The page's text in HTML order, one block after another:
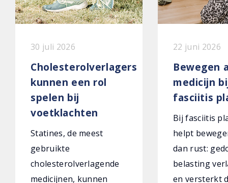
30 juli 2026
Cholesterolverlagers
kunnen een rol
spelen bij
voetklachten
Statines, de meest
gebruikte
cholesterolverlagende
medicijnen, kunnen
22 juni 2026
Bewegen
medicijn
fasciitis
Bij fasciitis
helpt
dan rust:
belasting
en versterkt